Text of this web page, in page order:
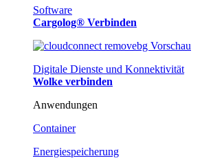
Software
Cargolog® Verbinden
Digitale Dienste und Konnektivität
Wolke verbinden
Anwendungen
Container
Energiespeicherung